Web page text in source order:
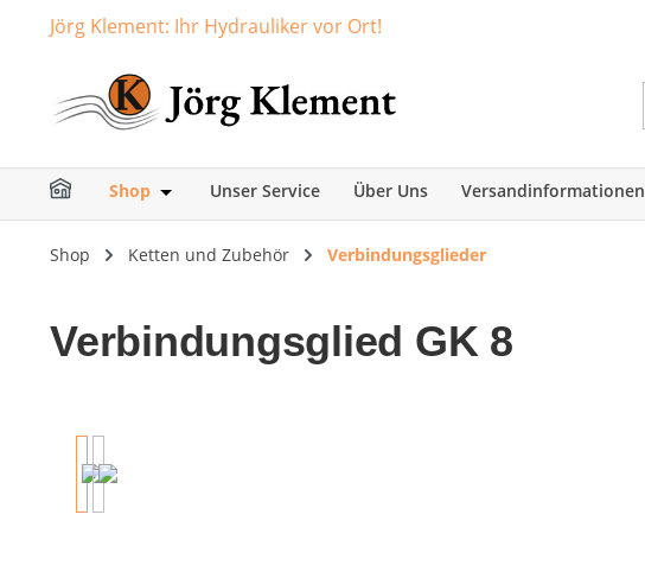
Zur Hauptnavigation springen
Jörg Klement: Ihr Hydrauliker vor Ort!
Shop Öffne oder Schließe das Dropdown der Kategorie Shop
Unser Service Über Uns Versandinformationen
Shop Ketten und Zubehör Verbindungsglieder
Verbindungsglied GK 8